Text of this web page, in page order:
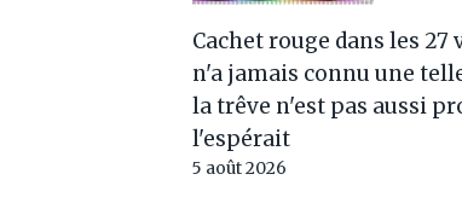
Cachet rouge dans les
n'a jamais connu une
la trêve n'est pas aussi
l'espérait
5 août 2026